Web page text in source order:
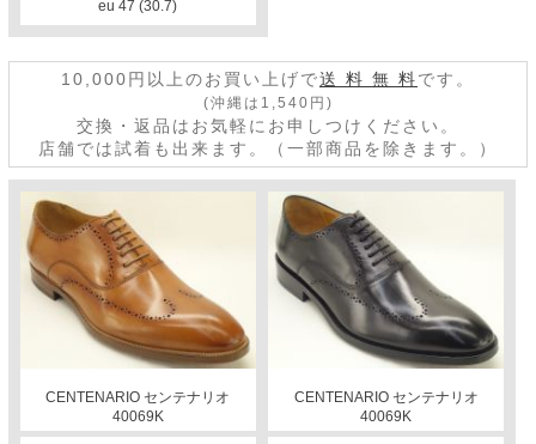
eu 47 (30.7)
10,000円以上のお買い上げで送 料 無 料です。
(沖縄は1,540円)
交換・返品はお気軽にお申しつけください。
店舗では試着も出来ます。（一部商品を除きます。）
CENTENARIO センテナリオ
40069K
CENTENARIO センテナリオ
40069K